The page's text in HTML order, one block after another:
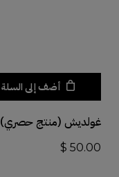
أضف إلى السلة
غولديش (منتج حصري)
$ 50.00